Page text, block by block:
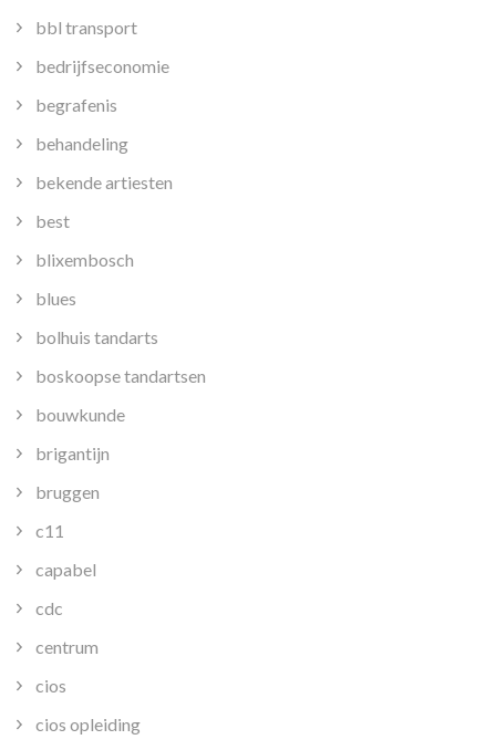
bbl transport
bedrijfseconomie
begrafenis
behandeling
bekende artiesten
best
blixembosch
blues
bolhuis tandarts
boskoopse tandartsen
bouwkunde
brigantijn
bruggen
c11
capabel
cdc
centrum
cios
cios opleiding